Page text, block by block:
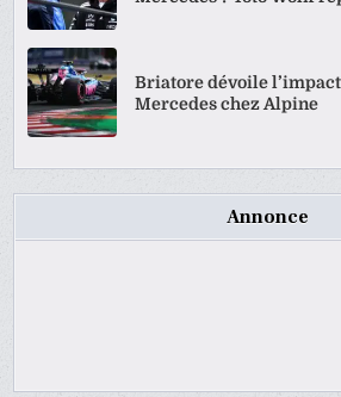
Briatore dévoile
Mercedes chez Alpine
Annonce